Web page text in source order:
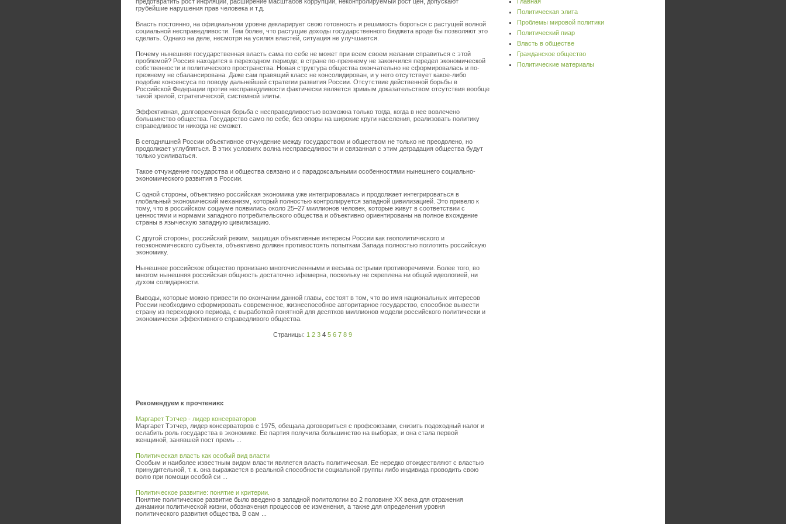
грубейшие нарушения прав человека и т.д.
Власть постоянно, на официальном уровне декларирует свою готовность и решимость бороться с растущей волной
социальной несправедливости. Тем более, что растущие доходы государственного бюджета вроде бы позволяют это
сделать. Однако на деле, несмотря на усилия властей, ситуация не улучшается.
Почему нынешняя государственная власть сама по себе не может при всем своем желании справиться с этой
проблемой? Россия находится в переходном периоде; в стране по-прежнему не закончился передел экономической
собственности и политического пространства. Новая структура общества окончательно не сформировалась и по-
прежнему не сбалансирована. Даже сам правящий класс не консолидирован, и у него отсутствует какое-либо
подобие консенсуса по поводу дальнейшей стратегии развития России. Отсутствие действенной борьбы в
Российской Федерации против несправедливости фактически является зримым доказательством отсутствия вообще
такой зрелой, стратегической, системной элиты.
Эффективная, долговременная борьба с несправедливостью возможна только тогда, когда в нее вовлечено
большинство общества. Государство само по себе, без опоры на широкие круги населения, реализовать политику
справедливости никогда не сможет.
В сегодняшней России объективное отчуждение между государством и обществом не только не преодолено, но
продолжает углубляться. В этих условиях волна несправедливости и связанная с этим деградация общества будут
только усиливаться.
Такое отчуждение государства и общества связано и с парадоксальными особенностями нынешнего социально-
экономического развития в России.
С одной стороны, объективно российская экономика уже интегрировалась и продолжает интегрироваться в
глобальный экономический механизм, который полностью контролируется западной цивилизацией. Это привело к
тому, что в российском социуме появились около 25–27 миллионов человек, которые живут в соответствии с
ценностями и нормами западного потребительского общества и объективно ориентированы на полное вхождение
страны в языческую западную цивилизацию.
С другой стороны, российский режим, защищая объективные интересы России как геополитического и
геоэкономического субъекта, объективно должен противостоять попыткам Запада полностью поглотить российскую
экономику.
Нынешнее российское общество пронизано многочисленными и весьма острыми противоречиями. Более того, во
многом нынешняя российская общность достаточно эфемерна, поскольку не скреплена ни общей идеологией, ни
духом солидарности.
Выводы, которые можно привести по окончании данной главы, состоят в том, что во имя национальных интересов
России необходимо сформировать современное, жизнеспособное авторитарное государство, способное вывести
страну из переходного периода, с выработкой понятной для десятков миллионов модели российского политически и
экономически эффективного справедливого общества.
Страницы: 1 2 3 4 5 6 7 8 9
Рекомендуем к прочтению:
Маргарет Тэтчер - лидер консерваторов
Маргарет Тэтчер, лидер консерваторов с 1975, обещала договориться с профсоюзами, снизить подоходный налог и
ослабить роль государства в экономике. Ее партия получила большинство на выборах, и она стала первой
женщиной, занявшей пост премь ...
Политическая власть как особый вид власти
Особым и наиболее известным видом власти является власть политическая. Ее нередко отождествляют с властью
принудительной, т. к. она выражается в реальной способности социальной группы либо индивида проводить свою
волю при помощи особой си ...
Политическое развитие: понятие и критерии.
Понятие политическое развитие было введено в западной политологии во 2 половине XX века для отражения
динамики политической жизни, обозначения процессов ее изменения, а также для определения уровня
политического развития общества. В сам ...
Политическая элита
Проблемы мировой политики
Политический пиар
Власть в обществе
Гражданское общество
Политические материалы